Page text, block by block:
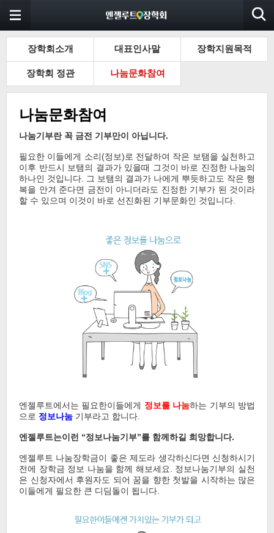
장학회소개 대표인사말 장학지원목적
장학회 정관 나눔문화참여
나눔문화참여
나눔기부란 꼭 금전 기부만이 아닙니다.
필요한 이들에게 소리(정보)로 전달하여 작은 보탬을 실천하고
이후 반드시 보탬의 결과가 있을때 그것이 바로 진정한 나눔의
하나인 것입니다. 그 보탬의 결과가 나에게 뿌듯하고도 작은 행
복을 안겨 준다면 금전이 아니더라도 진정한 기부가 된 것이라
할 수 있으며 이것이 바로 선진화된 기부문화인 것입니다.
엔젤루트에서는 필요한이들에게 정보를 나눔하는 기부의 방법
으로 정보나눔 기부라고 합니다.
엔젤루트는이런 “정보나눔기부”를 함께하길 희망합니다.
엔젤루트 나눔장학금이 좋은 제도라 생각하신다면 신청하시기
전에 장학금 정보 나눔을 함께 해보세요. 정보나눔기부의 실천
은 신청자에서 후원자도 되어 꿈을 향한 첫발을 시작하는 많은
이들에게 필요한 큰 디딤돌이 됩니다.